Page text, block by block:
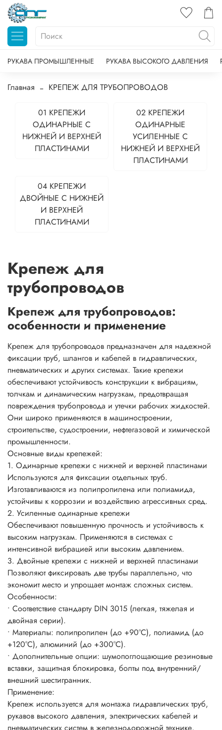
РУКАВА ПРОМЫШЛЕННЫЕ РУКАВА ВЫСОКОГО ДАВЛЕНИЯ
Главная КРЕПЕЖ ДЛЯ ТРУБОПРОВОДОВ
01 КРЕПЕЖИ
ОДИНАРНЫЕ С
НИЖНЕЙ И ВЕРХНЕЙ
ПЛАСТИНАМИ
02 КРЕПЕЖИ
ОДИНАРНЫЕ
УСИЛЕННЫЕ С
НИЖНЕЙ И ВЕРХНЕЙ
ПЛАСТИНАМИ
04 КРЕПЕЖИ
ДВОЙНЫЕ С НИЖНЕЙ
И ВЕРХНЕЙ
ПЛАСТИНАМИ
Крепеж для
трубопроводов
Крепеж для трубопроводов:
особенности и применение
Крепеж для трубопроводов предназначен для надежной
фиксации труб, шлангов и кабелей в гидравлических,
пневматических и других системах. Такие крепежи
обеспечивают устойчивость конструкции к вибрациям,
толчкам и динамическим нагрузкам, предотвращая
повреждения трубопровода и утечки рабочих жидкостей.
Они широко применяются в машиностроении,
строительстве, судостроении, нефтегазовой и химической
промышленности.
Основные виды крепежей:
1. Одинарные крепежи с нижней и верхней пластинами
Используются для фиксации отдельных труб.
Изготавливаются из полипропилена или полиамида,
устойчивы к коррозии и воздействию агрессивных сред.
2. Усиленные одинарные крепежи
Обеспечивают повышенную прочность и устойчивость к
высоким нагрузкам. Применяются в системах с
интенсивной вибрацией или высоким давлением.
3. Двойные крепежи с нижней и верхней пластинами
Позволяют фиксировать две трубы параллельно, что
экономит место и упрощает монтаж сложных систем.
Особенности:
• Соответствие стандарту DIN 3015 (легкая, тяжелая и
двойная серии).
• Материалы: полипропилен (до +90°C), полиамид (до
+120°C), алюминий (до +300°C).
• Дополнительные опции: шумопоглощающие резиновые
вставки, защитная блокировка, болты под внутренний/
внешний шестигранник.
Применение:
Крепеж используется для монтажа гидравлических труб,
рукавов высокого давления, электрических кабелей и